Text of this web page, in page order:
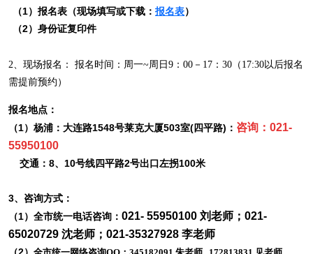
（1）报名表（现场填写或下载： 报名表）
（2）身份证复印件
2、现场报名： 报名时间：周一~周日9：00－17：30（17:30以后报名
需提前预约）
报名地点：
（1）杨浦：大连路1548号莱克大厦503室(四平路)： 咨询：021-
55950100
交通：8、10号线四平路2号出口左拐100米
3、咨询方式：
（1）全市统一电话咨询： 021- 55950100 刘老师；021-
65020729 沈老师；021-35327928 李老师
（2）